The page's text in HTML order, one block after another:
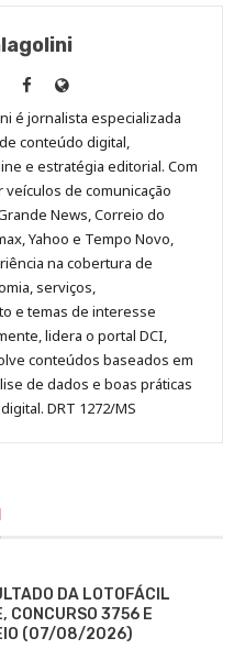
no
Anny
Malagolini
no
Facebook
Site
de
Anny
Malagolini
é jornalista especializada
conteúdo digital,
e estratégia editorial. Com
veículos de comunicação
News, Correio do
Yahoo e Tempo Novo,
na cobertura de
serviços,
e temas de interesse
lidera o portal DCI,
conteúdos baseados em
de dados e boas práticas
DRT 1272/MS
DA LOTOFÁCIL
CONCURSO 3756 E
(07/08/2026)